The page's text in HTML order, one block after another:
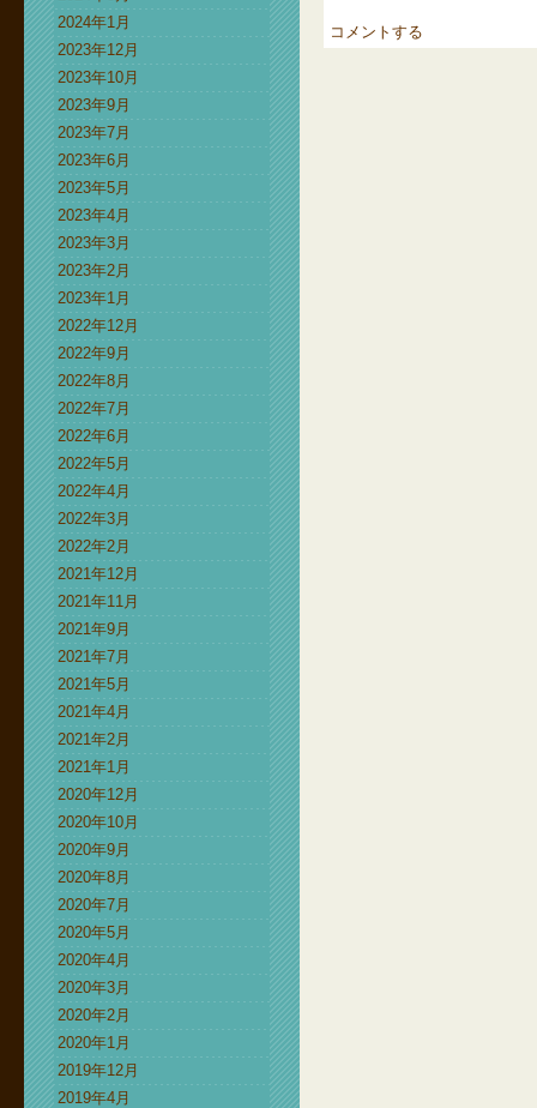
2024年1月
2023年12月
2023年10月
2023年9月
2023年7月
2023年6月
2023年5月
2023年4月
2023年3月
2023年2月
2023年1月
2022年12月
2022年9月
2022年8月
2022年7月
2022年6月
2022年5月
2022年4月
2022年3月
2022年2月
2021年12月
2021年11月
2021年9月
2021年7月
2021年5月
2021年4月
2021年2月
2021年1月
2020年12月
2020年10月
2020年9月
2020年8月
2020年7月
2020年5月
2020年4月
2020年3月
2020年2月
2020年1月
2019年12月
2019年4月
コメントする